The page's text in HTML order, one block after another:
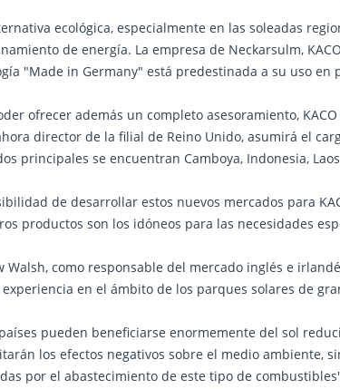
ecológica, especialmente en las soleadas
de energía. La empresa de Neckarsulm,
"Made in Germany" está predestinada a su uso
ofrecer además un completo asesoramiento,
director de la filial de Reino Unido, asumirá el
principales se encuentran Camboya, Indonesia,
de desarrollar estos nuevos mercados para
productos son los idóneos para las necesidades
Walsh, como responsable del mercado inglés e
en el ámbito de los parques solares de
pueden beneficiarse enormemente del sol
los efectos negativos sobre el medio ambiente,
por el abastecimiento de este tipo de